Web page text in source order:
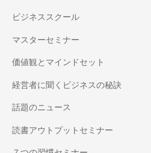
ビジネススクール
マスターセミナー
価値観とマインドセット
経営者に聞くビジネスの秘訣
話題のニュース
読書アウトプットセミナー